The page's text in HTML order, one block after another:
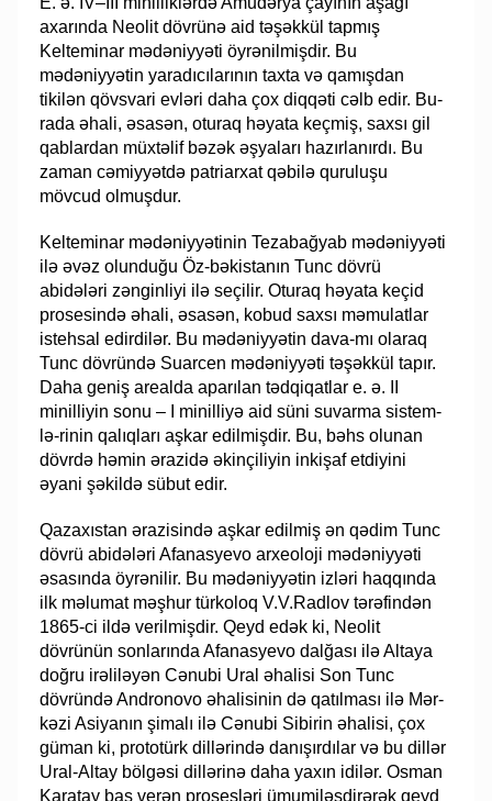
axarında Neolit dövrünə aid tə­­şəkkül tapmış
Kelteminar mədəniyyəti öyrənilmişdir. Bu
mədəniyyətin ya­ra­dı­cı­la­­rının taxta və qamışdan
tikilən qövsvari evləri daha çox diqqəti cəlb edir. Bu­
rada əha­li, əsasən, oturaq həyata keçmiş, saxsı gil
qablardan müxtəlif bəzək əş­ya­la­rı ha­zır­la­nırdı. Bu
zaman cəmiyyətdə patriarxat qəbilə quruluşu
mövcud olmuşdur.
Kelteminar mədəniyyətinin Tezabağyab mə­də­niy­­­yəti
ilə əvəz olunduğu Öz-bə­­kistanın Tunc dövrü
abidələri zənginliyi ilə seçilir. Oturaq həyata keçid
prosesin­də əhali, əsasən, kobud saxsı mə­mu­lat­­­lar
istehsal edirdilər. Bu mədəniyyətin dava-mı olaraq
Tunc dövründə Suarcen mə­də­­niyyəti təşəkkül tapır.
Daha geniş arealda apa­­­­­rılan tədqiqatlar e. ə. II
minilli­yin so­nu – I minilliyə aid süni suvarma sis­tem­
lə-ri­­nin qalıqları aşkar edilmişdir. Bu, bəhs olu­nan
dövrdə həmin ərazidə əkinçiliyin in­­­­kişaf etdiyini
əyani şəkildə sübut edir.
Qazaxıstan ərazisində aşkar edilmiş ən qədim Tunc
dövrü abidələri Afa­nas­ye­vo arxeoloji mədəniyyəti
əsasında öyrənilir. Bu mədəniyyətin izləri haqqında
ilk mə­­­lumat məşhur türkoloq V.V.Radlov tərəfindən
1865-ci ildə verilmişdir. Qeyd edək ki, Neolit
dövrünün sonlarında Afanasyevo dalğası ilə Altaya
doğru irəliləyən Cə­nubi Ural əhalisi Son Tunc
dövründə Andronovo əhalisinin də qatılması ilə Mər­­­­­
kə­zi Asiyanın şimalı ilə Cənubi Sibirin əhalisi, çox
güman ki, prototürk dil­lə­rin­də danışırdılar və bu dillər
Ural-Altay bölgəsi dillərinə daha yaxın idilər. Osman
Ka­ra­tay baş verən prosesləri ümumiləşdirərək qeyd